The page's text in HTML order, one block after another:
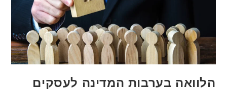
הלוואה בערבות המדינה לעסקים